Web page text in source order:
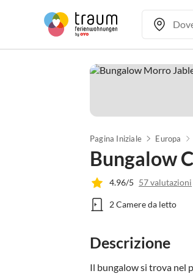
Pagina Iniziale Europa
Bungalow
4.96/5 57 valutazioni
2 Camere da letto
Descrizione
Il bungalow si trova nel